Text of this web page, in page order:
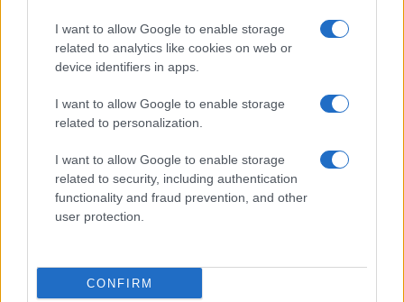
I want to allow Google to enable storage
related to analytics like cookies on web or
device identifiers in apps.
I want to allow Google to enable storage
related to personalization.
I want to allow Google to enable storage
related to security, including authentication
functionality and fraud prevention, and other
user protection.
CONFIRM
ΣΑΝ ΣΗΜΕΡΑ – 9 Αυγούστου 1945:
Ναγκασάκι, ο δεύτερος ατομικός
Ζελένσκι: Δεν φθάνουν οι ποσότητες
πυραύλων Patriot που μας στέλνουν